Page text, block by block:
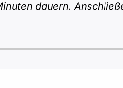
dauern.